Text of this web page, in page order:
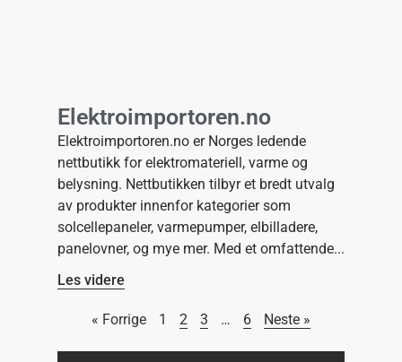
Elektroimportoren.no
Elektroimportoren.no er Norges ledende
nettbutikk for elektromateriell, varme og
belysning. Nettbutikken tilbyr et bredt utvalg
av produkter innenfor kategorier som
solcellepaneler, varmepumper, elbilladere,
panelovner, og mye mer. Med et omfattende
Les videre
« Forrige 1 2 3 … 6 Neste »